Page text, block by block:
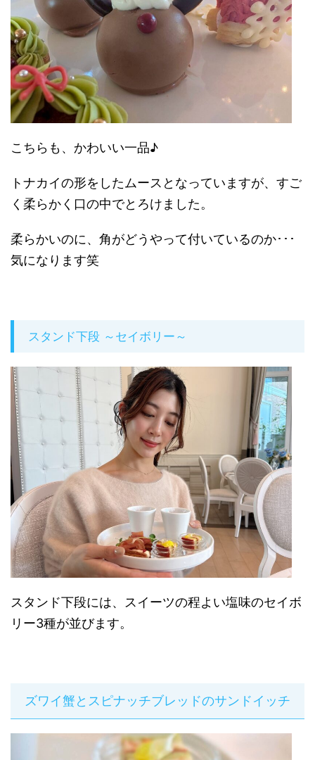
こちらも、かわいい一品♪
トナカイの形をしたムースとなっていますが、すご
く柔らかく口の中でとろけました。
柔らかいのに、角がどうやって付いているのか･･･
気になります笑
スタンド下段 ～セイボリー～
スタンド下段には、スイーツの程よい塩味のセイボ
リー3種が並びます。
ズワイ蟹とスピナッチブレッドのサンドイッチ